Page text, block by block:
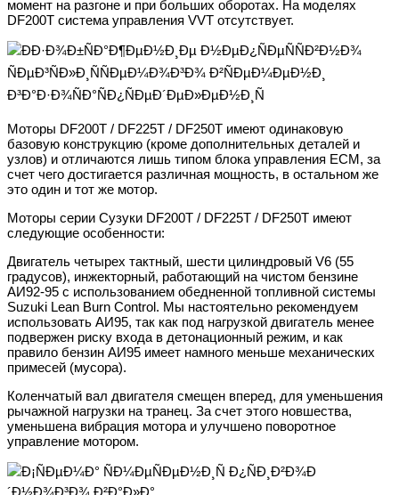
момент на разгоне и при больших оборотах. На моделях
DF200T система управления VVT отсутствует.
Моторы DF200T / DF225T / DF250T имеют одинаковую
базовую конструкцию (кроме дополнительных деталей и
узлов) и отличаются лишь типом блока управления ЕСМ, за
счет чего достигается различная мощность, в остальном же
это один и тот же мотор.
Моторы серии Сузуки DF200T / DF225T / DF250T имеют
следующие особенности:
Двигатель четырех тактный, шести цилиндровый V6 (55
градусов), инжекторный, работающий на чистом бензине
АИ92-95 с использованием обедненной топливной системы
Suzuki Lean Burn Control. Мы настоятельно рекомендуем
использовать АИ95, так как под нагрузкой двигатель менее
подвержен риску входа в детонационный режим, и как
правило бензин АИ95 имеет намного меньше механических
примесей (мусора).
Коленчатый вал двигателя смещен вперед, для уменьшения
рычажной нагрузки на транец. За счет этого новшества,
уменьшена вибрация мотора и улучшено поворотное
управление мотором.